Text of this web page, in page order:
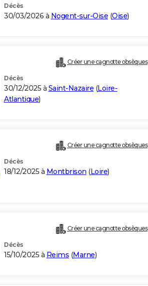
Décès
30/03/2026 à Nogent-sur-Oise (Oise)
Créer une cagnotte obsèques
Décès
30/12/2025 à Saint-Nazaire (Loire-
Atlantique)
Créer une cagnotte obsèques
Décès
18/12/2025 à Montbrison (Loire)
Créer une cagnotte obsèques
Décès
15/10/2025 à Reims (Marne)